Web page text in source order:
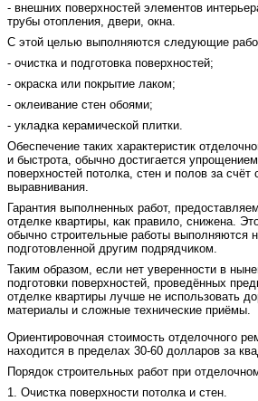
- внешних поверхностей элементов
трубы отопления, двери, окна.
С этой целью выполняются следующие
- очистка и подготовка поверхностей;
- окраска или покрытие лаком;
- оклеивание стен обоями;
- укладка керамической плитки.
Обеспечение таких характеристик
и быстрота, обычно достигается
поверхностей потолка, стен и полов за счёт
выравнивания.
Гарантия выполненных работ,
отделке квартиры, как правило, снижена.
обычно строительные работы выполняются
подготовленной другим подрядчиком.
Таким образом, если нет уверенности в
подготовки поверхностей, проведённых
отделке квартиры лучше не использовать
материалы и сложные технические приёмы.
Ориентировочная стоимость отделочного
находится в пределах 30-60 долларов за
Порядок строительных работ при
1. Очистка поверхности потолка и стен.